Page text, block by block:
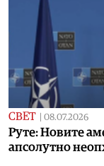
СВЕТ | 08.07.2026
Руте: Новите
апсолутно